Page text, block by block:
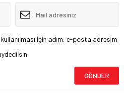
için adım, e-posta adresim